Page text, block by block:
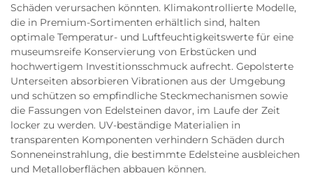
Schäden verursachen könnten. Klimakontrollierte Modelle,
die in Premium-Sortimenten erhältlich sind, halten
optimale Temperatur- und Luftfeuchtigkeitswerte für eine
museumsreife Konservierung von Erbstücken und
hochwertigem Investitionsschmuck aufrecht. Gepolsterte
Unterseiten absorbieren Vibrationen aus der Umgebung
und schützen so empfindliche Steckmechanismen sowie
die Fassungen von Edelsteinen davor, im Laufe der Zeit
locker zu werden. UV-beständige Materialien in
transparenten Komponenten verhindern Schäden durch
Sonneneinstrahlung, die bestimmte Edelsteine ausbleichen
und Metalloberflächen abbauen können.